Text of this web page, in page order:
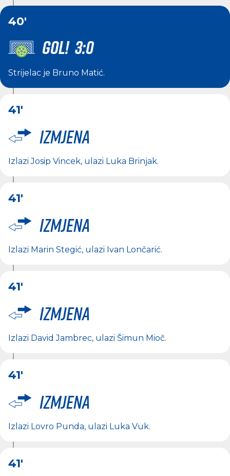
40'
GOL! 3:0
Strijelac je Bruno Matić.
41'
Izmjena
IzlaziJosip Vincek, ulazi Luka Brinjak.
41'
Izmjena
Izlazi Marin Stegić, ulazi Ivan Lončarić.
41'
Izmjena
Izlazi David Jambrec, ulazi Šimun Mioč.
41'
Izmjena
Izlazi Lovro Punda, ulazi Luka Vuk.
41'